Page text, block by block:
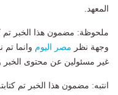
المعهد.
ملحوظة: مضمون هذا الخبر تم
وجهة نظر مصر اليوم وانما تم
غير مسئولين عن محتوى الخبر
انتبه: مضمون هذا الخبر تم